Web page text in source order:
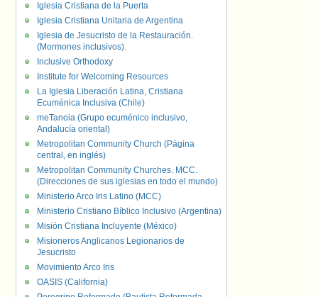
Iglesia Cristiana de la Puerta
Iglesia Cristiana Unitaria de Argentina
Iglesia de Jesucristo de la Restauración.
(Mormones inclusivos).
Inclusive Orthodoxy
Institute for Welcoming Resources
La Iglesia Liberación Latina, Cristiana
Ecuménica Inclusiva (Chile)
meTanoia (Grupo ecuménico inclusivo,
Andalucía oriental)
Metropolitan Community Church (Página
central, en inglés)
Metropolitan Community Churches. MCC.
(Direcciones de sus iglesias en todo el mundo)
Ministerio Arco Iris Latino (MCC)
Ministerio Cristiano Bíblico Inclusivo (Argentina)
Misión Cristiana Incluyente (México)
Misioneros Anglicanos Legionarios de
Jesucristo
Movimiento Arco Iris
OASIS (California)